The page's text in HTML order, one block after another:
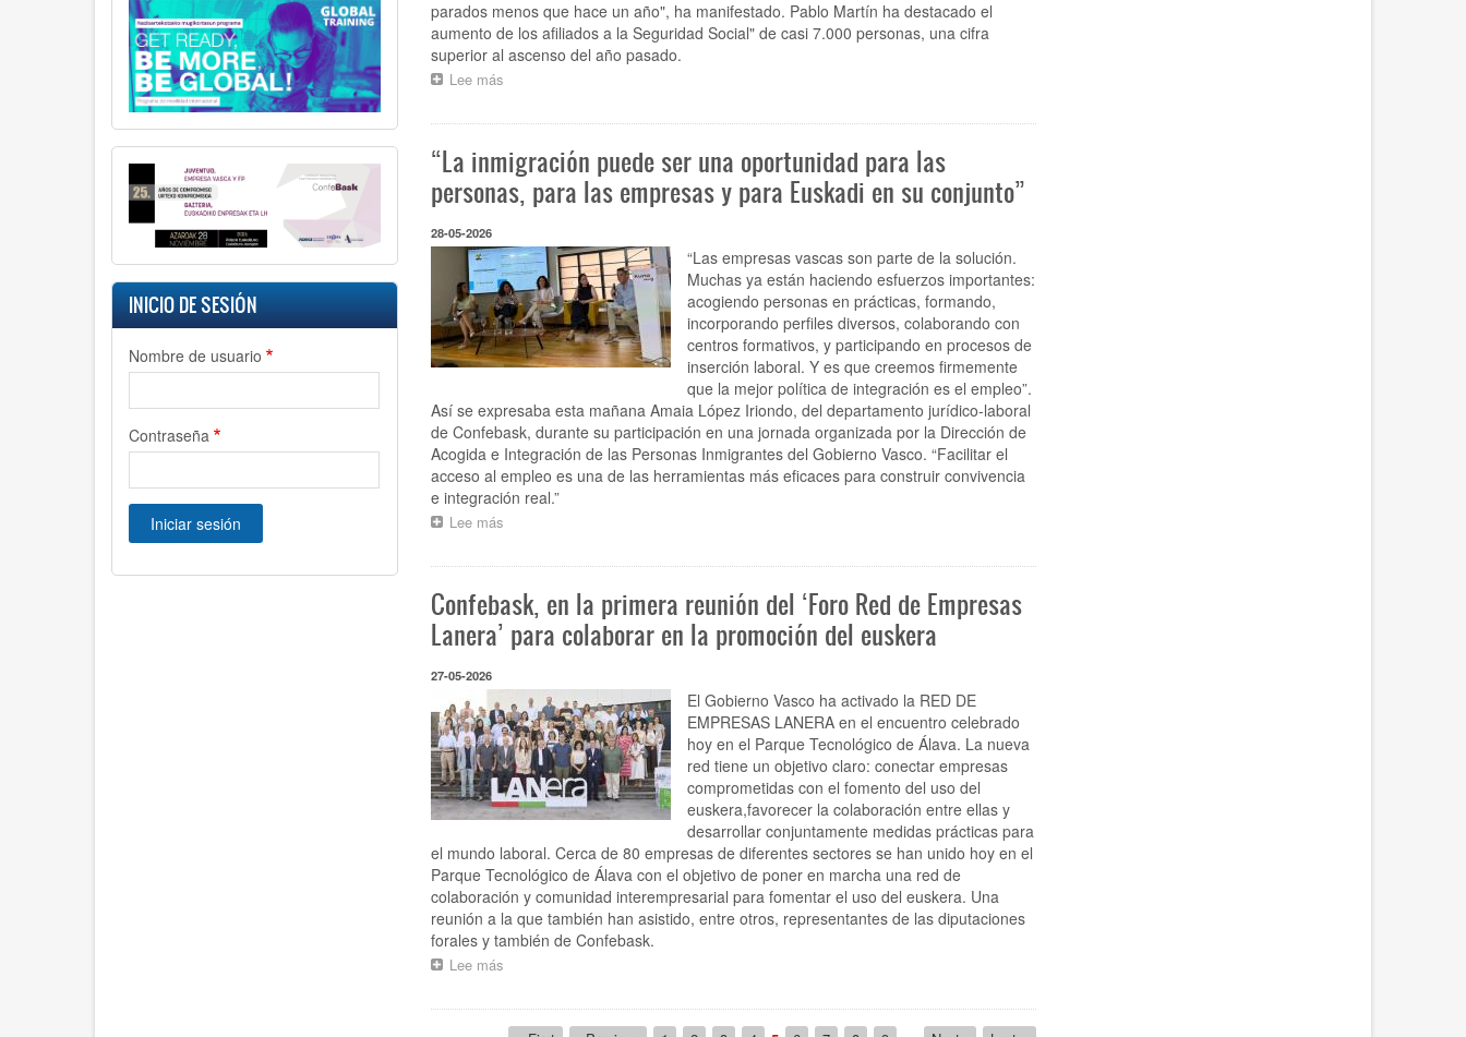
INICIO DE SESIÓN
Nombre de usuario
Contraseña
parados menos que hace un año", ha manifestado. Pablo Martín ha destacado el
aumento de los afiliados a la Seguridad Social" de casi 7.000 personas, una cifra
superior al ascenso del año pasado.
Lee mássobre
datos
empleo
en
Euskadi
buenos,
el
mercado
laboral
vasco
está
resistiendo”
“La inmigración puede ser una oportunidad para las
personas, para las empresas y para Euskadi en su conjunto”
28-05-2026
“Las empresas vascas son parte de la solución.
Muchas ya están haciendo esfuerzos importantes:
acogiendo personas en prácticas, formando,
incorporando perfiles diversos, colaborando con
centros formativos, y participando en procesos de
inserción laboral. Y es que creemos firmemente
que la mejor política de integración es el empleo”.
Así se expresaba esta mañana Amaia López Iriondo, del departamento jurídico-laboral
de Confebask, durante su participación en una jornada organizada por la Dirección de
Acogida e Integración de las Personas Inmigrantes del Gobierno Vasco. “Facilitar el
acceso al empleo es una de las herramientas más eficaces para construir convivencia
e integración real.”
Lee mássobre
inmigración
ser
una
oportunidad
personas,
para
las
empresas
y
para
Euskadi
su
conjunto”
Confebask, en la primera reunión del ‘Foro Red de Empresas
Lanera’ para colaborar en la promoción del euskera
27-05-2026
El Gobierno Vasco ha activado la RED DE
EMPRESAS LANERA en el encuentro celebrado
hoy en el Parque Tecnológico de Álava. La nueva
red tiene un objetivo claro: conectar empresas
comprometidas con el fomento del uso del
euskera,favorecer la colaboración entre ellas y
desarrollar conjuntamente medidas prácticas para
el mundo laboral. Cerca de 80 empresas de diferentes sectores se han unido hoy en el
Parque Tecnológico de Álava con el objetivo de poner en marcha una red de
colaboración y comunidad interempresarial para fomentar el uso del euskera. Una
reunión a la que también han asistido, entre otros, representantes de las diputaciones
forales y también de Confebask.
Lee mássobre
en
la
Paginación